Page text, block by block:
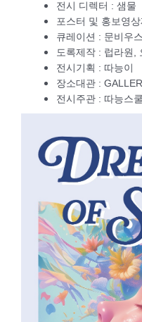
전시 디렉터 : 샘물
포스터 및 홍보영
큐레이션 : 문비우
도록제작 : 럽라원,
전시기획 : 따능이
장소대관 :
전시주관 : 따능스쿨